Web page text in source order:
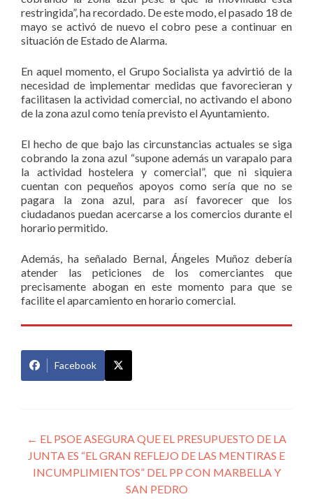
restringida”, ha recordado. De este modo, el pasado 18 de
mayo se activó de nuevo el cobro pese a continuar en
situación de Estado de Alarma.
En aquel momento, el Grupo Socialista ya advirtió de la
necesidad de implementar medidas que favorecieran y
facilitasen la actividad comercial, no activando el abono
de la zona azul como tenía previsto el Ayuntamiento.
El hecho de que bajo las circunstancias actuales se siga
cobrando la zona azul “supone además un varapalo para
la actividad hostelera y comercial”, que ni siquiera
cuentan con pequeños apoyos como sería que no se
pagara la zona azul, para así favorecer que los
ciudadanos puedan acercarse a los comercios durante el
horario permitido.
Además, ha señalado Bernal, Ángeles Muñoz debería
atender las peticiones de los comerciantes que
precisamente abogan en este momento para que se
facilite el aparcamiento en horario comercial.
Facebook
Navegación
de
← EL PSOE ASEGURA QUE EL PRESUPUESTO DE LA
JUNTA ES “EL GRAN REFLEJO DE LAS MENTIRAS E
INCUMPLIMIENTOS” DEL PP CON MARBELLA Y
SAN PEDRO